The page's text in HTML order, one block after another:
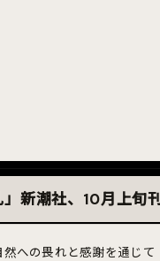
新潮社、10月上旬
然への畏れと感謝を通じて